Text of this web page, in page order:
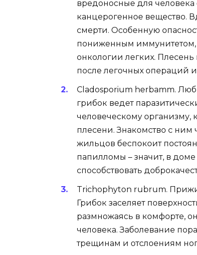
вредоносные для
канцерогенное вещество.
смерти. Особенную
пониженным иммунитетом,
онкологии легких.
после легочных операций
Cladosporium herbamm.
грибок ведет
человеческому
плесени. Знакомство с ним
жильцов беспокоит
папилломы – значит, в
способствовать
Trichophyton rubrum.
Грибок заселяет
размножаясь в комфорте,
человека. Заболевание
трещинам и отслоениям